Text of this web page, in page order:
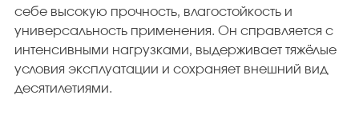
себе высокую прочность, влагостойкость и
универсальность применения. Он справляется с
интенсивными нагрузками, выдерживает тяжёлые
условия эксплуатации и сохраняет внешний вид
десятилетиями.